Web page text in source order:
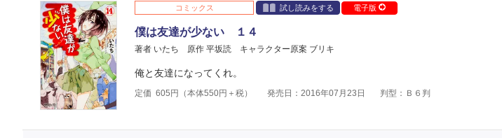
コミックス 試し読みをする 電子版
僕は友達が少ない １４
著者 いたち 原作 平坂読 キャラクター原案 ブリキ
俺と友達になってくれ。
定価 605 円（本体550円＋税） 発売日：2016年07月23日 判型：Ｂ６判